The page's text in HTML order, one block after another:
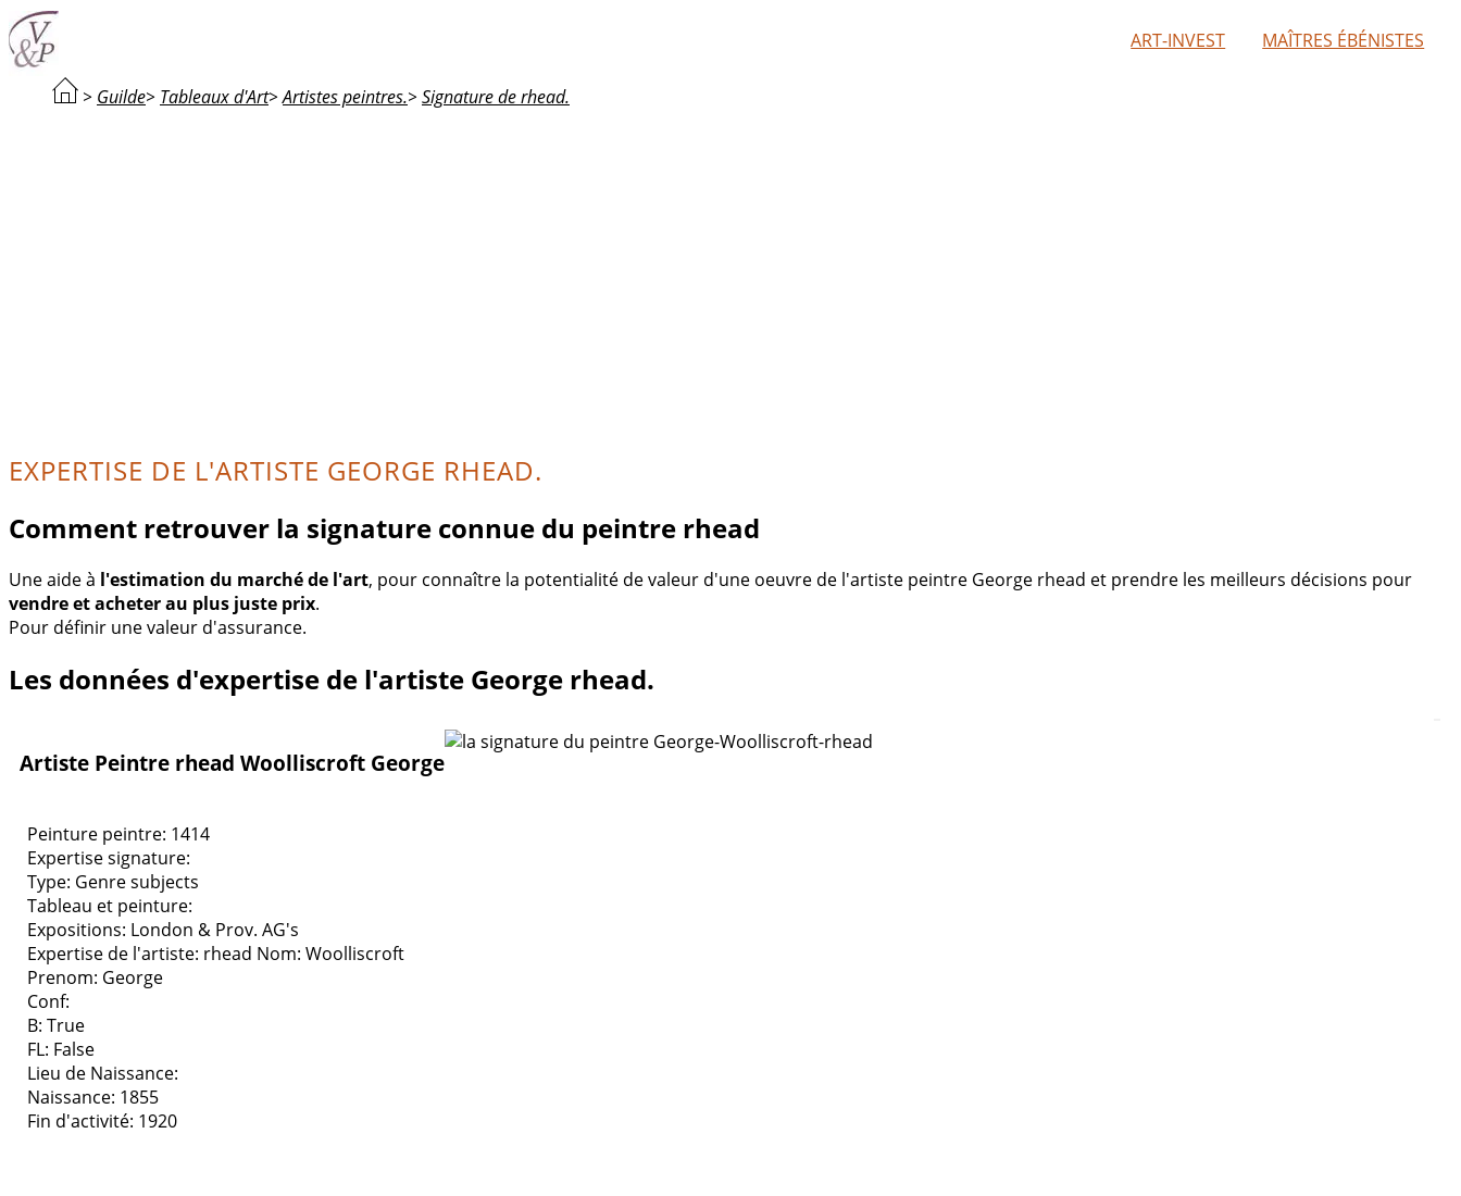
ART-INVEST MAÎTRES ÉBÉNISTES
> Guilde> Tableaux d'Art>Artistes peintres.> Signature de rhead.
EXPERTISE DE L'ARTISTE GEORGE RHEAD.
Comment retrouver la signature connue du peintre rhead
Une aide à l'estimation du marché de l'art, pour connaître la potentialité de valeur d'une oeuvre de l'artiste peintre George rhead et prendre les meilleurs décisions pour
vendre et acheter au plus juste prix.
Pour définir une valeur d'assurance.
Les données d'expertise de l'artiste George rhead.
Artiste Peintre rhead Woolliscroft George
Peinture peintre: 1414
Expertise signature:
Type: Genre subjects
Tableau et peinture:
Expositions: London & Prov. AG's
Expertise de l'artiste: rhead Nom: Woolliscroft
Prenom: George
Conf:
B: True
FL: False
Lieu de Naissance:
Naissance: 1855
Fin d'activité: 1920